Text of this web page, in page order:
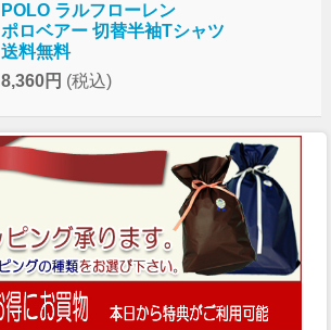
POLO ラルフローレン
ポロベアー 切替半袖Tシャツ
送料無料
8,360円 (税込)